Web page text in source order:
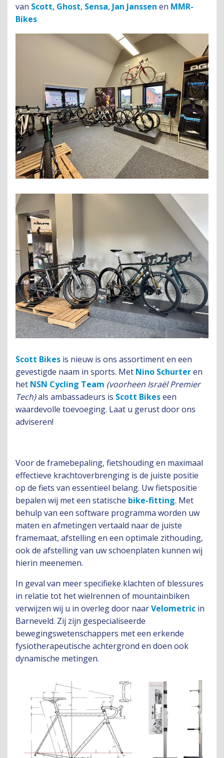
van Scott, Ghost, Sensa, Jan Janssen en MMR-
Bikes
Scott Bikes is nieuw is ons assortiment en een
gevestigde naam in sports. Met Nino Schurteren
het NSN Cycling Team (voorheen Israël Premier
Tech)als ambassadeurs is Scott Bikeseen
waardevolle toevoeging. Laat u gerust door ons
adviseren!
Voor de framebepaling, fietshouding en maximaal
effectieve krachtoverbrenging is de juiste positie
op de fiets van essentieel belang. Uw fietspositie
bepalen wij met een statische bike-fitting. Met
behulp van een software programma worden uw
maten en afmetingen vertaald naar de juiste
framemaat, afstelling en een optimale zithouding,
ook de afstelling van uw schoenplaten kunnen wij
hierin meenemen.
In geval van meer specifieke klachten of blessures
in relatie tot het wielrennen of mountainbiken
verwijzen wij u in overleg door naarVelometric in
Barneveld. Zij zijn gespecialiseerde
bewegingswetenschappers met een erkende
fysiotherapeutische achtergrond en doen ook
dynamische metingen.